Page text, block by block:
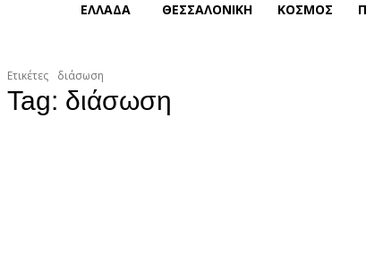
ΕΛΛΑΔΑ ΘΕΣΣΑΛΟΝΙΚΗ ΚΟΣΜΟΣ
Ετικέτες διάσωση
Tag: διάσωση